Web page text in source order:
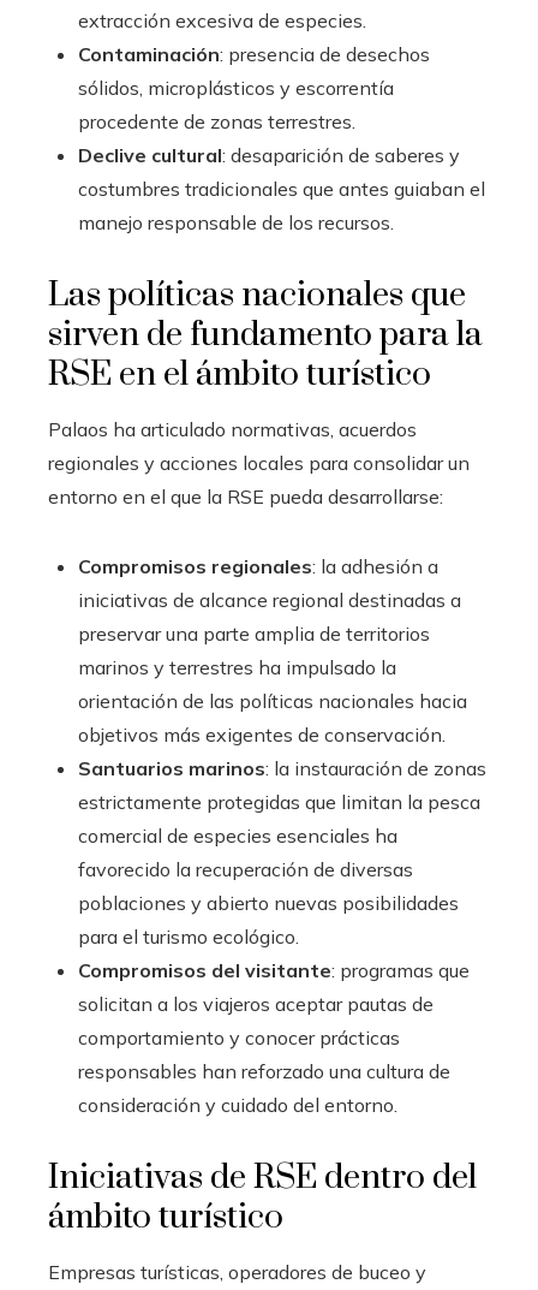
extracción excesiva de especies.
Contaminación: presencia de desechos
sólidos, microplásticos y escorrentía
procedente de zonas terrestres.
Declive cultural: desaparición de saberes y
costumbres tradicionales que antes guiaban el
manejo responsable de los recursos.
Las políticas nacionales que
sirven de fundamento para la
RSE en el ámbito turístico
Palaos ha articulado normativas, acuerdos
regionales y acciones locales para consolidar un
entorno en el que la RSE pueda desarrollarse:
Compromisos regionales: la adhesión a
iniciativas de alcance regional destinadas a
preservar una parte amplia de territorios
marinos y terrestres ha impulsado la
orientación de las políticas nacionales hacia
objetivos más exigentes de conservación.
Santuarios marinos: la instauración de zonas
estrictamente protegidas que limitan la pesca
comercial de especies esenciales ha
favorecido la recuperación de diversas
poblaciones y abierto nuevas posibilidades
para el turismo ecológico.
Compromisos del visitante: programas que
solicitan a los viajeros aceptar pautas de
comportamiento y conocer prácticas
responsables han reforzado una cultura de
consideración y cuidado del entorno.
Iniciativas de RSE dentro del
ámbito turístico
Empresas turísticas, operadores de buceo y